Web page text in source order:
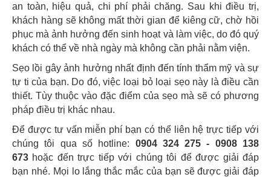
an toàn, hiệu quả, chi phí phải chăng. Sau khi điều trị,
khách hàng sẽ không mất thời gian để kiêng cữ, chờ hồi
phục mà ảnh hưởng đến sinh hoạt và làm việc, do đó quý
khách có thể về nhà ngày mà không cần phải nằm viện.
Sẹo lồi gây ảnh hưởng nhất định đến tính thẩm mỹ và sự
tự ti của bạn. Do đó, việc loại bỏ loại sẹo này là điều cần
thiết. Tùy thuộc vào đặc điểm của sẹo mà sẽ có phương
pháp điều trị khác nhau.
Để được tư vấn miễn phí bạn có thể liên hệ trực tiếp với
chúng tôi qua số hotline: 0904 324 275 - 0908 138
673 hoặc đến trực tiếp với chúng tôi để được giải đáp
bạn nhé. Mọi lo lắng thắc mắc của bạn sẽ được giải đáp